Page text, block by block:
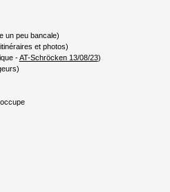
un peu bancale)
et photos)
-AT-Schröcken 13/08/23)